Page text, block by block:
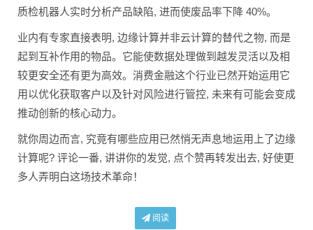
质检机器人实时分析产品缺陷, 进而使废品率下降 40%。
业内有专家直接表明, 边缘计算并非云计算的替代之物, 而是
起到互补作用的物品。它能使数据处理做到越发灵活以及相
较更安全还有更为高效。消费金融这个行业已然开始运用它
用以优化获取客户以及针对风险进行管控, 未来有可能会变成
推动创新的核心动力。
就你周边而言, 究竟有哪些应用已然悄无声息地运用上了边缘
计算呢? 评论一番, 讲讲你的发觉, 点个赞再转发出去, 好使更
多人弄明白这场技术革命！
阅读